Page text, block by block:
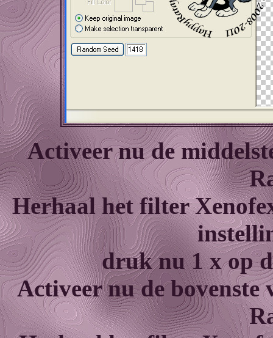
Activeer nu de
Herhaal het filter
druk nu 1 x op
Activeer nu de bovenste